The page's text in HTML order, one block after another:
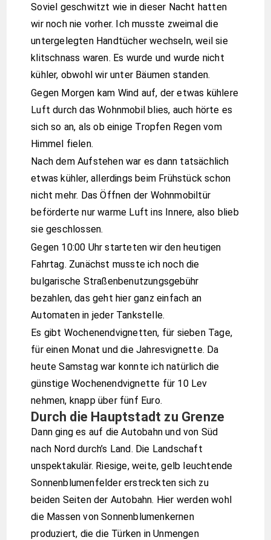
Soviel geschwitzt wie in dieser Nacht hatten
wir noch nie vorher. Ich musste zweimal die
untergelegten Handtücher wechseln, weil sie
klitschnass waren. Es wurde und wurde nicht
kühler, obwohl wir unter Bäumen standen.
Gegen Morgen kam Wind auf, der etwas kühlere
Luft durch das Wohnmobil blies, auch hörte es
sich so an, als ob einige Tropfen Regen vom
Himmel fielen.
Nach dem Aufstehen war es dann tatsächlich
etwas kühler, allerdings beim Frühstück schon
nicht mehr. Das Öffnen der Wohnmobiltür
beförderte nur warme Luft ins Innere, also blieb
sie geschlossen.
Gegen 10:00 Uhr starteten wir den heutigen
Fahrtag. Zunächst musste ich noch die
bulgarische Straßenbenutzungsgebühr
bezahlen, das geht hier ganz einfach an
Automaten in jeder Tankstelle.
Es gibt Wochenendvignetten, für sieben Tage,
für einen Monat und die Jahresvignette. Da
heute Samstag war konnte ich natürlich die
günstige Wochenendvignette für 10 Lev
nehmen, knapp über fünf Euro.
Durch die Hauptstadt zu Grenze
Dann ging es auf die Autobahn und von Süd
nach Nord durch’s Land. Die Landschaft
unspektakulär. Riesige, weite, gelb leuchtende
Sonnenblumenfelder erstreckten sich zu
beiden Seiten der Autobahn. Hier werden wohl
die Massen von Sonnenblumenkernen
produziert, die die Türken in Unmengen